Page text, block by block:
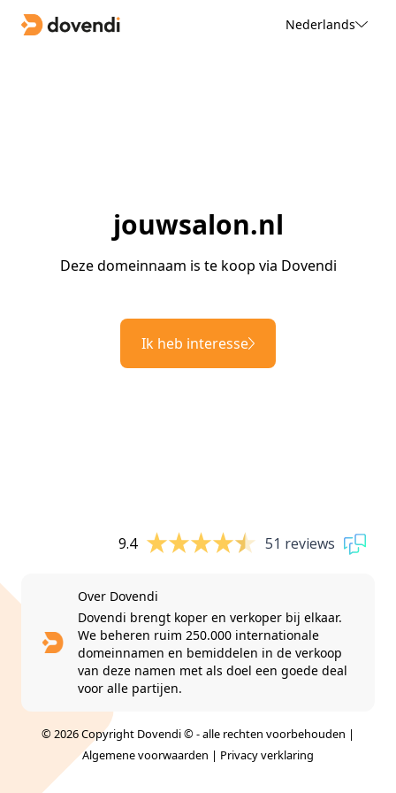
Nederlands
jouwsalon.nl
Deze domeinnaam is te koop via Dovendi
Ik heb interesse
9.4 51 reviews
Over Dovendi
Dovendi brengt koper en verkoper bij elkaar.
We beheren ruim 250.000 internationale
domeinnamen en bemiddelen in de verkoop
van deze namen met als doel een goede deal
voor alle partijen.
© 2026 Copyright Dovendi © - alle rechten voorbehouden |
Algemene voorwaarden | Privacy verklaring